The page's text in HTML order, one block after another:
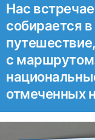
Нас
собирается
с
отмеченных